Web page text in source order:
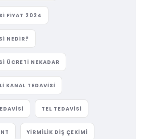
FIYAT 2024
NEDIR?
ÜCRETI NEKADAR
KANAL TEDAVISI
TEL TEDAVISI
YIRMILIK DIŞ ÇEKIMI